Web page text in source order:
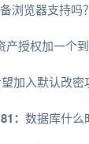
浏览器支持吗？
产授权加一个到
加入默认改密
： 数据库什么